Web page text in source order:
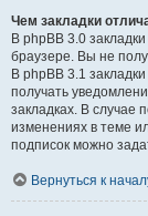
Чем закладки
В phpBB 3.0
браузере. Вы не
В phpBB 3.1
получать
закладках. В случае
изменениях в теме
подписок можно
Вернуться к